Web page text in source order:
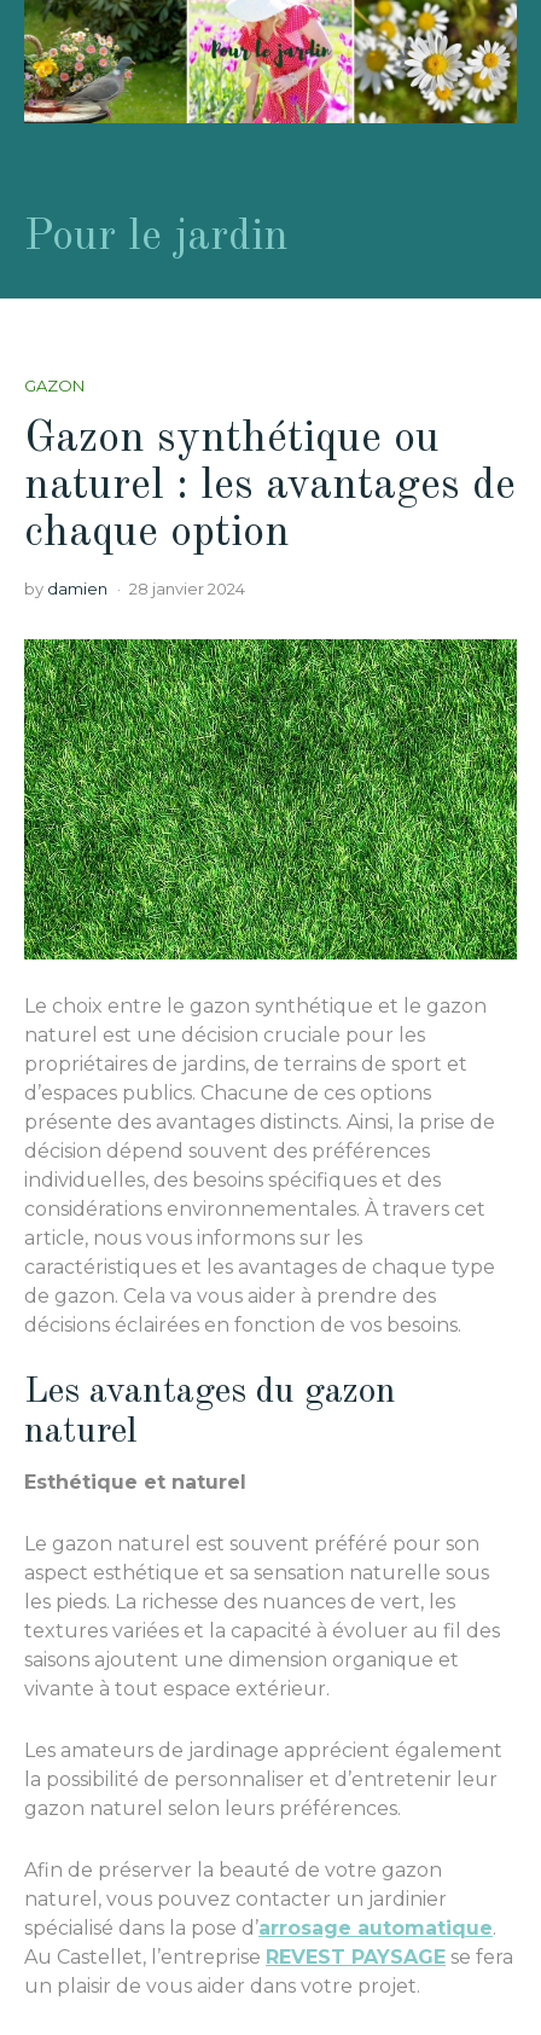
Pour le jardin
GAZON
Gazon synthétique ou
naturel : les avantages de
chaque option
by damien 28 janvier 2024
Le choix entre le gazon synthétique et le gazon
naturel est une décision cruciale pour les
propriétaires de jardins, de terrains de sport et
d’espaces publics. Chacune de ces options
présente des avantages distincts. Ainsi, la prise de
décision dépend souvent des préférences
individuelles, des besoins spécifiques et des
considérations environnementales. À travers cet
article, nous vous informons sur les
caractéristiques et les avantages de chaque type
de gazon. Cela va vous aider à prendre des
décisions éclairées en fonction de vos besoins.
Les avantages du gazon
naturel
Esthétique et naturel
Le gazon naturel est souvent préféré pour son
aspect esthétique et sa sensation naturelle sous
les pieds. La richesse des nuances de vert, les
textures variées et la capacité à évoluer au fil des
saisons ajoutent une dimension organique et
vivante à tout espace extérieur.
Les amateurs de jardinage apprécient également
la possibilité de personnaliser et d’entretenir leur
gazon naturel selon leurs préférences.
Afin de préserver la beauté de votre gazon
naturel, vous pouvez contacter un jardinier
spécialisé dans la pose d’arrosage automatique.
Au Castellet, l’entreprise REVEST PAYSAGE se fera
un plaisir de vous aider dans votre projet.